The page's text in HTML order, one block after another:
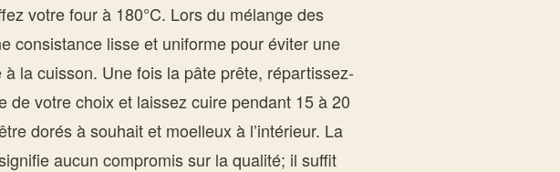
votre four à 180°C. Lors du mélange des
consistance lisse et uniforme pour éviter une
la cuisson. Une fois la pâte prête, répartissez-
de votre choix et laissez cuire pendant 15 à 20
dorés à souhait et moelleux à l’intérieur. La
aucun compromis sur la qualité; il suffit